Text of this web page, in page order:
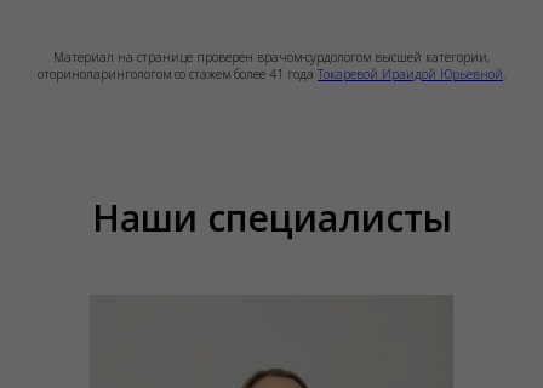
Материал на странице проверен врачом-сурдологом высшей категории,
оториноларингологом со стажем более 41 года Токаревой Ираидой Юрьевной.
Наши специалисты